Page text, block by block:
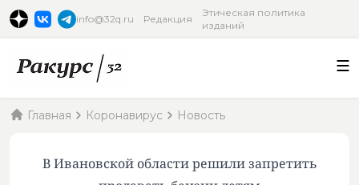
info@32q.ru Редакция
Этическая политика
изданий
Главная Коронавирус Новость
В Ивановской области решили запретить